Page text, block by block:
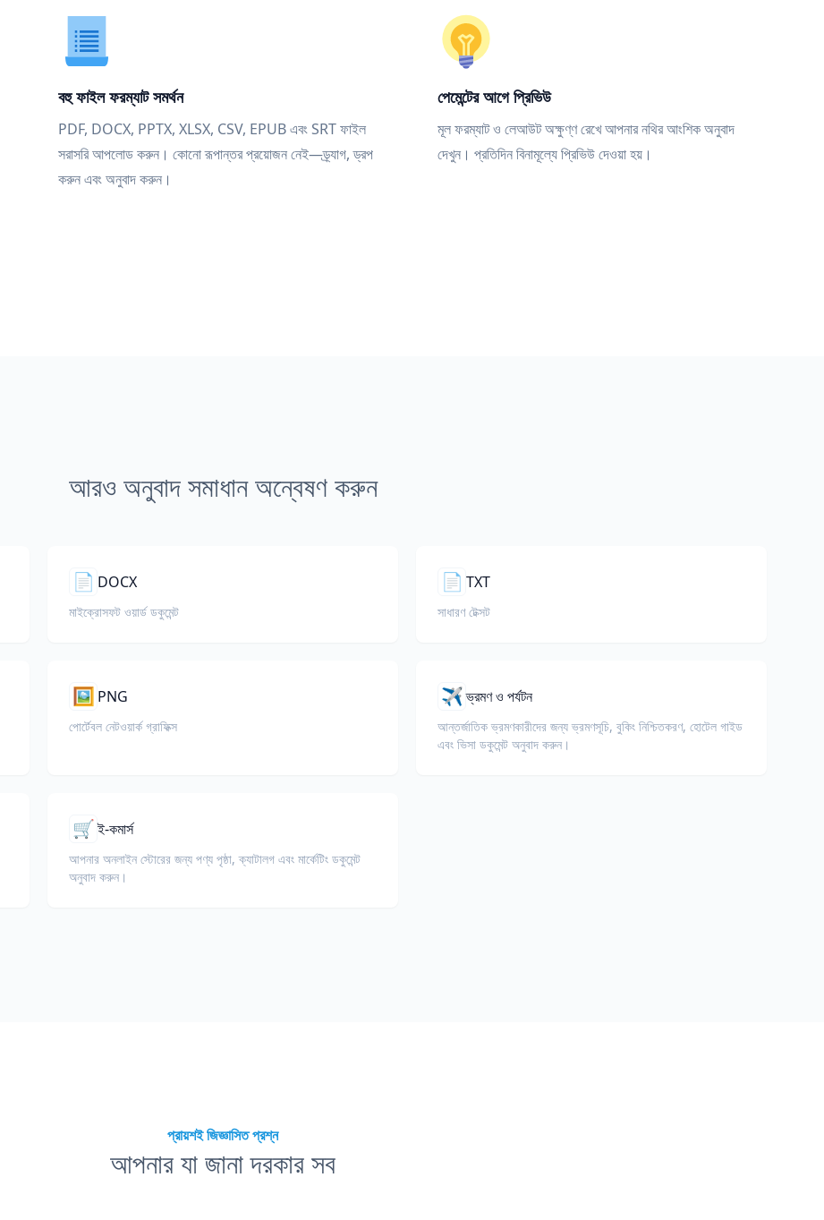
বহু ফাইল ফরম্যাট সমর্থন
PDF, DOCX, PPTX, XLSX, CSV, EPUB এবং SRT ফাইল
সরাসরি আপলোড করুন। কোনো রূপান্তর প্রয়োজন নেই—ড্র্যাগ, ড্রপ
করুন এবং অনুবাদ করুন।
পেমেন্টের আগে প্রিভিউ
মূল ফরম্যাট ও লেআউট অক্ষুণ্ণ রেখে আপনার নথির আংশিক অনুবাদ
দেখুন। প্রতিদিন বিনামূল্যে প্রিভিউ দেওয়া হয়।
আরও অনুবাদ সমাধান অন্বেষণ করুন
📄 DOCX
মাইক্রোসফট ওয়ার্ড ডকুমেন্ট
📄 TXT
সাধারণ টেক্সট
🖼️ PNG
পোর্টেবল নেটওয়ার্ক গ্রাফিক্স
✈️ভ্রমণ ও পর্যটন
আন্তর্জাতিক ভ্রমণকারীদের জন্য ভ্রমণসূচি, বুকিং নিশ্চিতকরণ, হোটেল গাইড
এবং ভিসা ডকুমেন্ট অনুবাদ করুন।
🛒ই-কমার্স
আপনার অনলাইন স্টোরের জন্য পণ্য পৃষ্ঠা, ক্যাটালগ এবং মার্কেটিং ডকুমেন্ট
অনুবাদ করুন।
প্রায়শই জিজ্ঞাসিত প্রশ্ন
আপনার যা জানা দরকার সব